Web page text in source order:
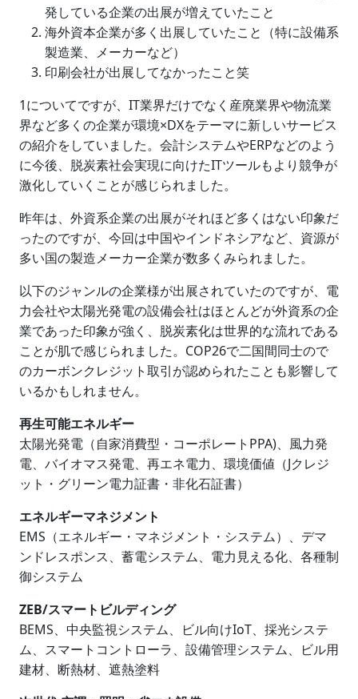
発している企業の出展が増えていたこと
海外資本企業が多く出展していたこと（特に設備系
製造業、メーカーなど）
印刷会社が出展してなかったこと笑
1についてですが、IT業界だけでなく産廃業界や物流業
界など多くの企業が環境×DXをテーマに新しいサービス
の紹介をしていました。会計システムやERPなどのよう
に今後、脱炭素社会実現に向けたITツールもより競争が
激化していくことが感じられました。
昨年は、外資系企業の出展がそれほど多くはない印象だ
ったのですが、今回は中国やインドネシアなど、資源が
多い国の製造メーカー企業が数多くみられました。
以下のジャンルの企業様が出展されていたのですが、電
力会社や太陽光発電の設備会社はほとんどが外資系の企
業であった印象が強く、脱炭素化は世界的な流れである
ことが肌で感じられました。COP26で二国間同士ので
のカーボンクレジット取引が認められたことも影響して
いるかもしれません。
再生可能エネルギー
太陽光発電（自家消費型・コーポレートPPA)、風力発
電、バイオマス発電、再エネ電力、環境価値（Jクレジ
ット・グリーン電力証書・非化石証書）
エネルギーマネジメント
EMS（エネルギー・マネジメント・システム）、デマ
ンドレスポンス、蓄電システム、電力見える化、各種制
御システム
ZEB/スマートビルディング
BEMS、中央監視システム、ビル向けIoT、採光システ
ム、スマートコントローラ、設備管理システム、ビル用
建材、断熱材、遮熱塗料